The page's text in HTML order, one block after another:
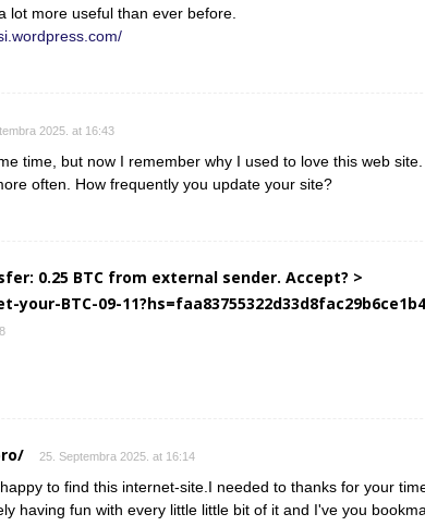
lot more useful than ever before.
2025. at 16:43
time, but now I remember why I used to love this web site.
often. How frequently you update your site?
0.25 BTC from external sender. Accept? >
BTC-09-
25. Septembra 2025. at 16:14
to find this internet-site.I needed to thanks for your
having fun with every little little bit of it and I've you